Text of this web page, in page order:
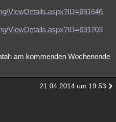
ViewDetails.aspx?ID=691646
ViewDetails.aspx?ID=691203
am kommenden Wochenende
21.04.2014 um 19:53